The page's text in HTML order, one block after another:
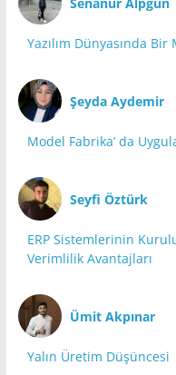
Yazılım Dünyasında
Şeyda Aydemir
Model Fabrika’ da
Seyfi Öztürk
ERP Sistemlerinin
Verimlilik Avantajları
Ümit Akpınar
Yalın Üretim Düşüncesi